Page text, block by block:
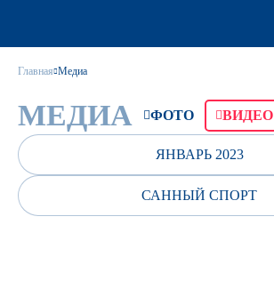
Главная Медиа
МЕДИА ФОТО ВИДЕО
ЯНВАРЬ 2023
САННЫЙ СПОРТ